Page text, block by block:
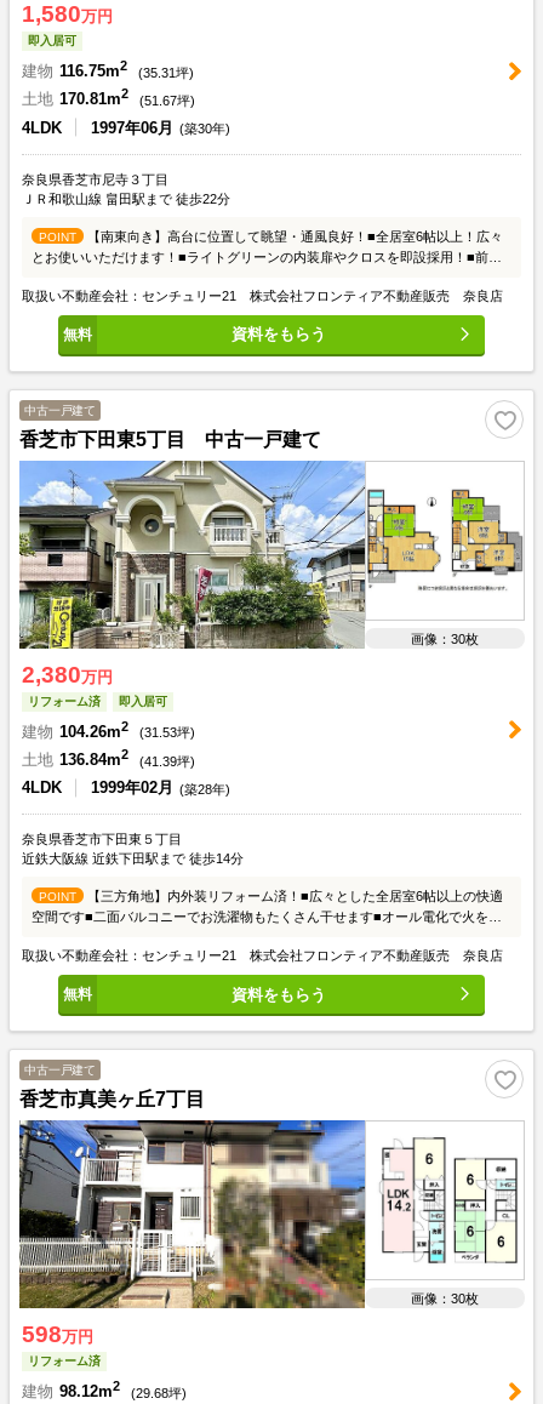
1,580万円
即入居可
建物 116.75m2 (35.31坪)
土地 170.81m2 (51.67坪)
4LDK 1997年06月 (築30年)
奈良県香芝市尼寺３丁目
ＪＲ和歌山線 畠田駅まで 徒歩22分
POINT
【南東向き】高台に位置して眺望・通風良好！■全居室6帖以上！広々
とお使いいただけます！■ライトグリーンの内装扉やクロスを即設採用！■前道
取扱い不動産会社：センチュリー21 株式会社フロンティア不動産販売 奈良店
資料をもらう
中古一戸建て
香芝市下田東5丁目 中古一戸建て
画像：30枚
2,380万円
リフォーム済 即入居可
建物 104.26m2 (31.53坪)
土地 136.84m2 (41.39坪)
4LDK 1999年02月 (築28年)
奈良県香芝市下田東５丁目
近鉄大阪線 近鉄下田駅まで 徒歩14分
POINT
【三方角地】内外装リフォーム済！■広々とした全居室6帖以上の快適
空間です■二面バルコニーでお洗濯物もたくさん干せます■オール電化で火を使
取扱い不動産会社：センチュリー21 株式会社フロンティア不動産販売 奈良店
資料をもらう
中古一戸建て
香芝市真美ヶ丘7丁目
画像：30枚
598万円
リフォーム済
建物 98.12m2 (29.68坪)